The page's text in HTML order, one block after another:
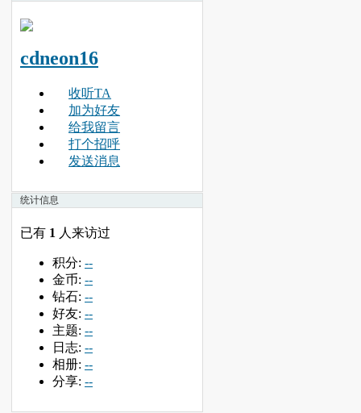
cdneon16
收听TA
加为好友
给我留言
打个招呼
发送消息
统计信息
已有 1 人来访过
积分: --
金币: --
钻石: --
好友: --
主题: --
日志: --
相册: --
分享: --